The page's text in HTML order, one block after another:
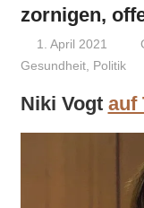
zornigen,
1. April 2021
Gesundheit, Politik
Niki Vogt auf